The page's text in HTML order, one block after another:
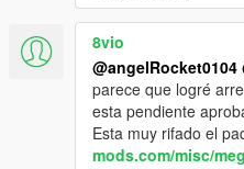
8vio
@angelRocket0104
parece que logré
esta pendiente
Esta muy rifado el
mods.com/misc/